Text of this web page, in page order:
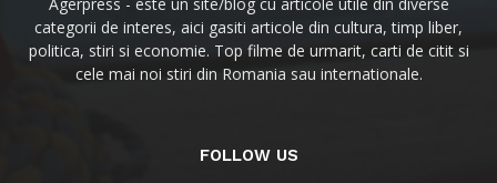
categorii de interes, aici gasiti articole din cultura, timp liber,
politica, stiri si economie. Top filme de urmarit, carti de citit si
cele mai noi stiri din Romania sau internationale.
FOLLOW US